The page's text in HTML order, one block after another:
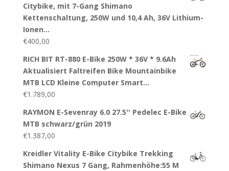
Citybike, mit 7-Gang Shimano
Kettenschaltung, 250W und 10,4 Ah, 36V Lithium-
Ionen…
€400,00
RICH BIT RT-880 E-Bike 250W * 36V * 9.6Ah
Aktualisiert Faltreifen Bike Mountainbike
MTB LCD Kleine Computer Smart…
€1.789,00
RAYMON E-Sevenray 6.0 27.5'' Pedelec E-Bike
MTB schwarz/grün 2019
€1.387,00
Kreidler Vitality E-Bike Citybike Trekking
Shimano Nexus 7 Gang, Rahmenhöhe:55 M